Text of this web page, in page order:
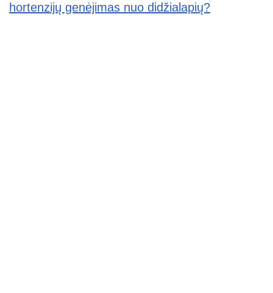
hortenzijų genėjimas nuo didžialapių?